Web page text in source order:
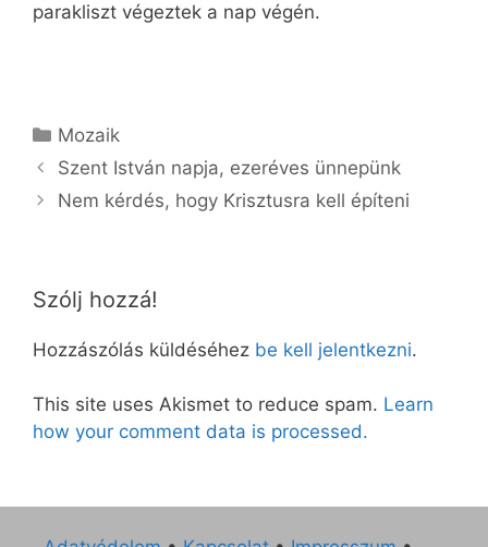
parakliszt végeztek a nap végén.
Kategória
Mozaik
Szent István napja, ezeréves ünnepünk
Nem kérdés, hogy Krisztusra kell építeni
Szólj hozzá!
Hozzászólás küldéséhez be kell jelentkezni.
This site uses Akismet to reduce spam. Learn
how your comment data is processed.